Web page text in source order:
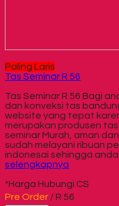
Paling Laris
Tas Seminar R 56
Tas Seminar R 56 Bagi
dan konveksi tas
website yang tepat
merupakan produsen
seminar Murah, aman
sudah melayani ribuan
indonesai sehingga
selengkapnya
*Harga Hubungi CS
Pre Order / R 56